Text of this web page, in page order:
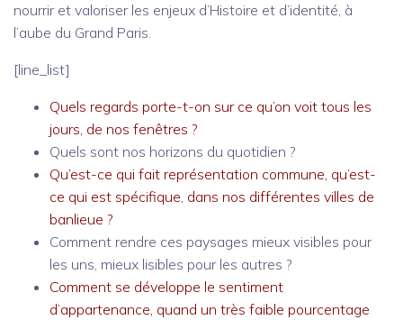
nourrir et valoriser les enjeux d’Histoire et d’identité, à
l’aube du Grand Paris.
[line_list]
Quels regards porte-t-on sur ce qu’on voit tous les
jours, de nos fenêtres ?
Quels sont nos horizons du quotidien ?
Qu’est-ce qui fait représentation commune, qu’est-
ce qui est spécifique, dans nos différentes villes de
banlieue ?
Comment rendre ces paysages mieux visibles pour
les uns, mieux lisibles pour les autres ?
Comment se développe le sentiment
d’appartenance, quand un très faible pourcentage